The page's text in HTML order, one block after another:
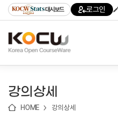
기
기
기
content)
가
대시보드 로그인
강의상세
HOME 강의상세